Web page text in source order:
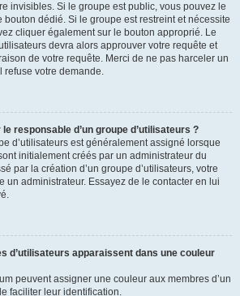
invisibles. Si le groupe est public, vous pouvez le
dédié. Si le groupe est restreint et nécessite
cliquer également sur le bouton approprié. Le
devra alors approuver votre requête et
de votre requête. Merci de ne pas harceler un
refuse votre demande.
responsable d’un groupe d’utilisateurs ?
d’utilisateurs est généralement assigné lorsque
initialement créés par un administrateur du
par la création d’un groupe d’utilisateurs, votre
un administrateur. Essayez de le contacter en lui
d’utilisateurs apparaissent dans une couleur
peuvent assigner une couleur aux membres d’un
faciliter leur identification.